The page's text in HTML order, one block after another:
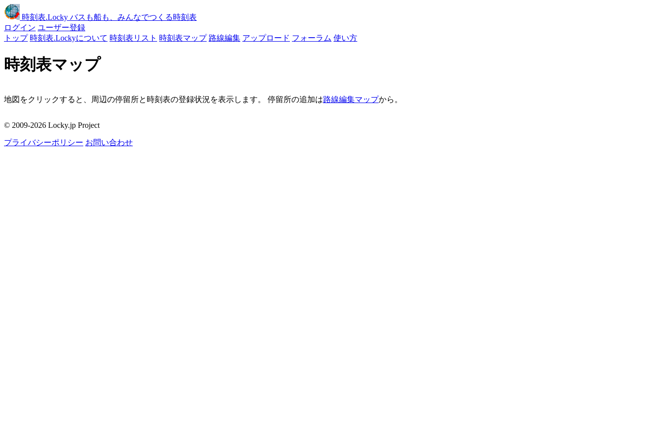
時刻表.Locky バスも船も、みんなでつくる時刻表
ログイン ユーザー登録
トップ 時刻表.Lockyについて 時刻表リスト 時刻表マップ 路線編集 アップロード フォーラム 使い方
時刻表マップ
地図をクリックすると、周辺の停留所と時刻表の登録状況を表示します。 停留所の追加は路線編集マップから。
周辺の停留所
© 2009-2026 Locky.jp Project
プライバシーポリシー お問い合わせ